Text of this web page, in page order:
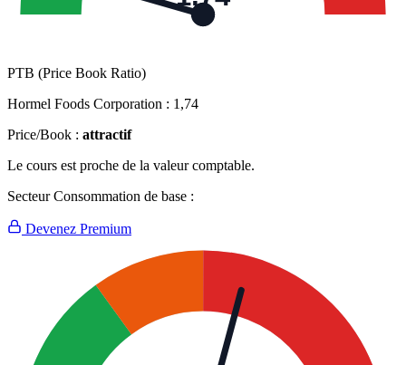
PTB (Price Book Ratio)
Hormel Foods Corporation : 1,74
Price/Book : attractif
Le cours est proche de la valeur comptable.
Secteur Consommation de base :
Devenez Premium